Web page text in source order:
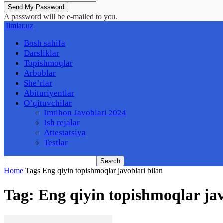
A password will be e-mailed to you.
Ilmlar.uz
Bosh sahifa
Darsliklar
Topishmoqlar
Arboblar
She’rlar
Abituriyentlar
O’qituvchilar
Imtihon Javoblari 2024
Ish rejalar
Attestatsiya
Testlar
Home Tags Eng qiyin topishmoqlar javoblari bilan
Tag: Eng qiyin topishmoqlar